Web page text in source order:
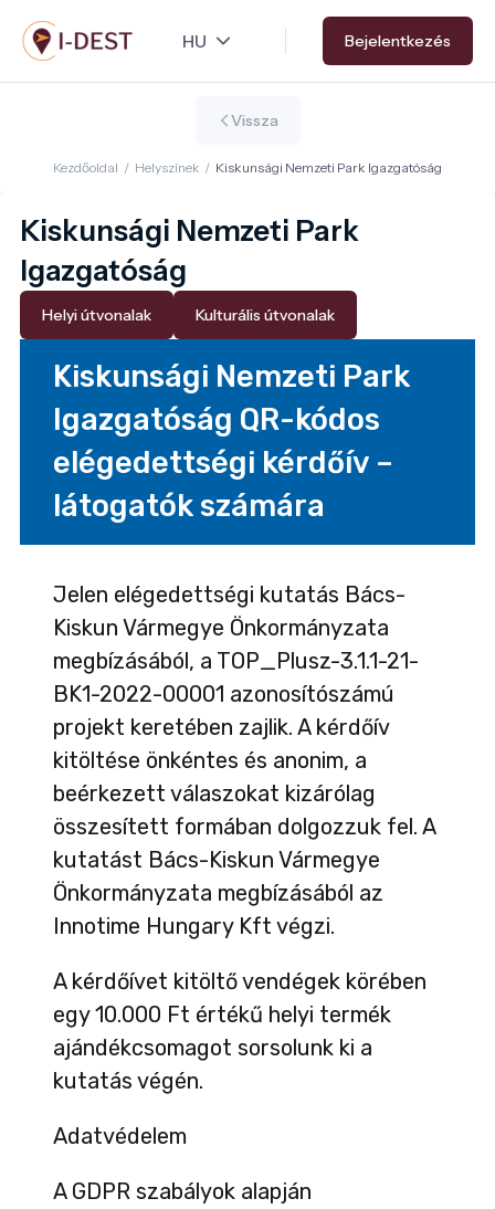
Ugrás
a
tartalomra
Bejelentkezés
Vissza
Kezdőoldal / Helyszínek / Kiskunsági Nemzeti Park Igazgatóság
Kiskunsági Nemzeti Park
Igazgatóság
Helyi útvonalak Kulturális útvonalak